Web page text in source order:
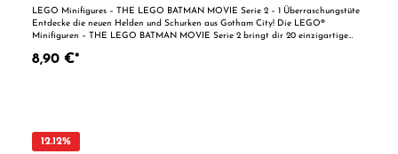
LEGO Minifigures – THE LEGO BATMAN MOVIE Serie 2 – 1 Überraschungstüte
Entdecke die neuen Helden und Schurken aus Gotham City! Die LEGO®
Minifiguren – THE LEGO BATMAN MOVIE Serie 2 bringt dir 20 einzigartige
genau 1 zufällige Figur samt Zubehör, Sammlerbroschüre und Stellplatte mit
Disco Alfred Pennyworth, Black Canary, Black Vulcan, Wonder Twin Zan und
Wonder Twin Jayna. Highlights 20 exklusive LEGO® Minifiguren aus THE LEGO
8,90 €*
12.12%